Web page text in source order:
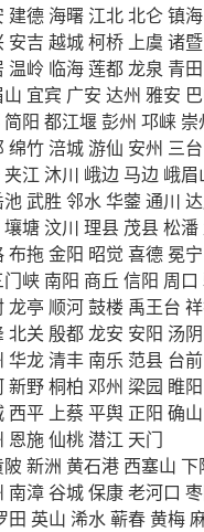
建德 海曙 江北北仑镇海
安吉 越城柯桥 上虞 诸暨
温岭 临海莲都龙泉 青田
宜宾 广安 达州 雅安
简阳 都江堰彭州 邛崃 崇
绵竹 涪城游仙 安州 三台
夹江 沐川 峨边 马边 峨眉
武胜 邻水华蓥 通川
壤塘 汶川 理县 茂县松潘
布拖金阳 昭觉 喜德 冕宁
门峡 南阳 商丘 信阳 周口
龙亭 顺河鼓楼 禹王台
北关 殷都龙安 安阳 汤阴
华龙清丰 南乐 范县 台前
新野桐柏 邓州 梁园 睢阳
西平 上蔡 平舆 正阳 确山
恩施仙桃潜江 天门
新洲 黄石港 西塞山 下
南漳谷城保康老河口
田 英山 浠水蕲春黄梅